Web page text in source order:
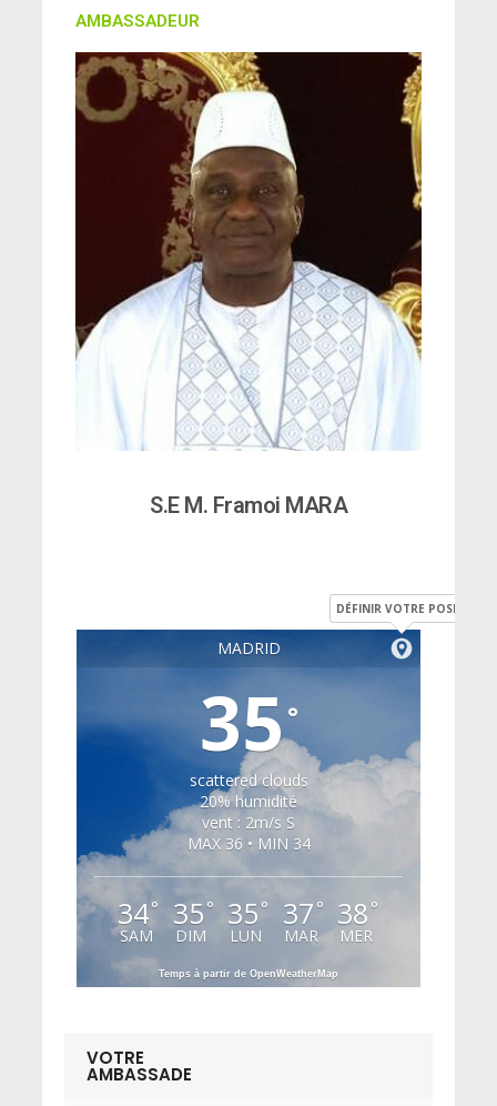
AMBASSADEUR
S.E M. Framoi MARA
MADRID
DÉFINIR VOTRE POSITION
35°
scattered clouds
20% humidité
vent : 2m/s S
MAX 36 • MIN 34
34°
SAM
35°
DIM
35 °
LUN
37 °
MAR
38 °
MER
Temps à partir de OpenWeatherMap
VOTRE
AMBASSADE